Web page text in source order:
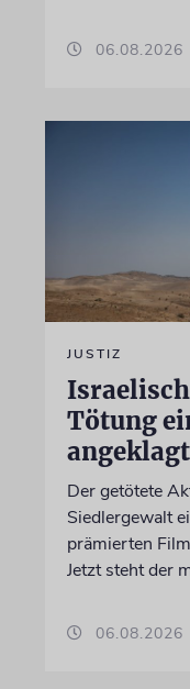
06.08.2026
JUSTIZ
Tötung
angeklagt
Der getötete
Siedlergewalt
prämierten
Jetzt steht der
06.08.2026